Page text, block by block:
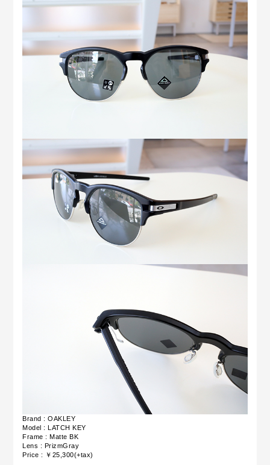
Brand : OAKLEY
Model : LATCH KEY
Frame : Matte BK
Lens : PrizmGray
Price : ￥25,300(+tax)